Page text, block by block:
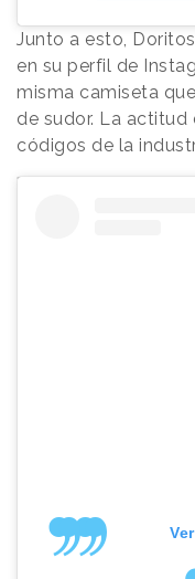
Junto a esto,
en su perfil de
misma camiseta
de sudor. La
códigos de la